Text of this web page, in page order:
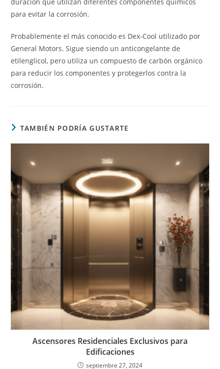
para evitar la corrosión.
Probablemente el más conocido es Dex-Cool utilizado por
General Motors. Sigue siendo un anticongelante de
etilenglicol, pero utiliza un compuesto de carbón orgánico
para reducir los componentes y protegerlos contra la
corrosión.
TAMBIÉN PODRÍA GUSTARTE
Ascensores Residenciales Exclusivos para
Edificaciones
septiembre 27, 2024